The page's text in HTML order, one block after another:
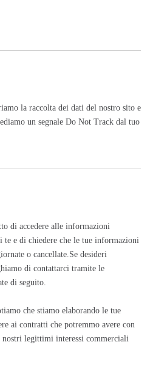
la raccolta dei dati del nostro sito e
un segnale Do Not Track dal tuo
di accedere alle informazioni
te e di chiedere che le tue informazioni
o cancellate.Se desideri
di contattarci tramite le
di seguito.
che stiamo elaborando le tue
ai contratti che potremmo avere con
legittimi interessi commerciali